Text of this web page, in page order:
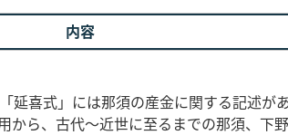
内容
喜式」には那須の産金に関する記述が
ら、古代～近世に至るまでの那須、下